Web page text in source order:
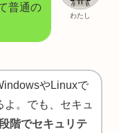
わたし
普通の
やLinuxで
。でも、セキュ
階でセキュリテ